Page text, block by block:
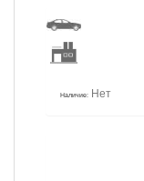
Наличие: Нет